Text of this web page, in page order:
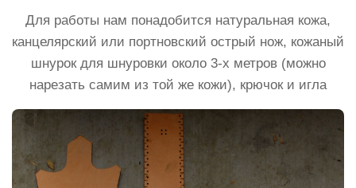
Для работы нам понадобится натуральная кожа,
канцелярский или портновский острый нож, кожаный
шнурок для шнуровки около 3-х метров (можно
нарезать самим из той же кожи), крючок и игла